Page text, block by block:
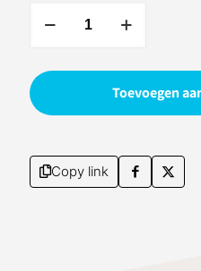
Jetspeed
12FTD
T
(Hyacinthus
4UG6
aantal
Toevoegen
Copy link